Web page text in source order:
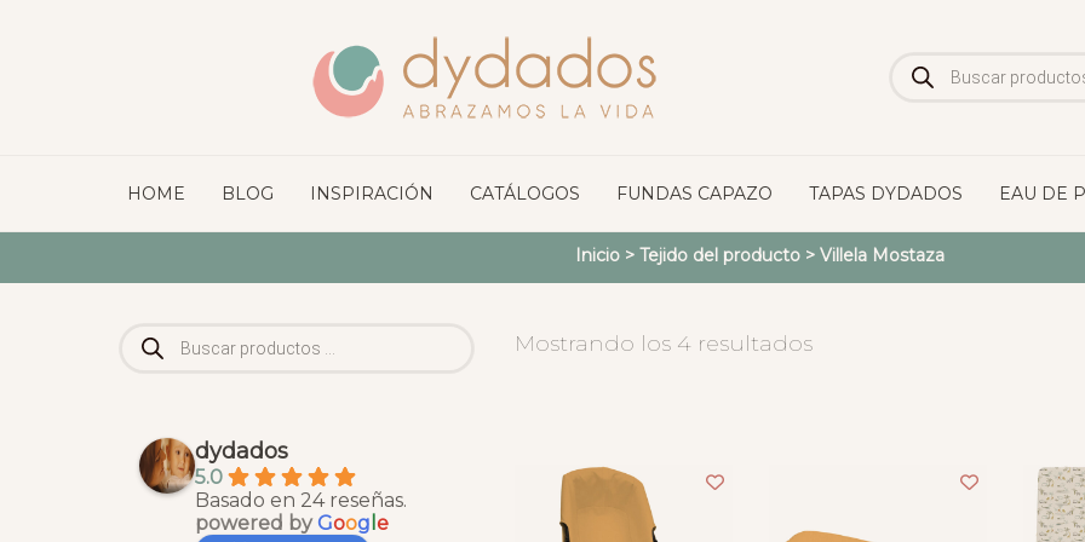
de
productos
HOME BLOG INSPIRACIÓN CATÁLOGOS FUNDAS CAPAZO TAPAS DYDADOS EAU DE
Inicio> Tejido del producto > Villela Mostaza
Mostrando los 4 resultados
productos
dydados
5.0
Basado en 24 reseñas.
powered byGoog e